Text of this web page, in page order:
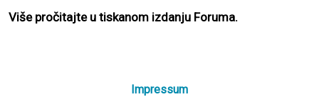
Više pročitajte u tiskanom izdanju Foruma.
Impressum